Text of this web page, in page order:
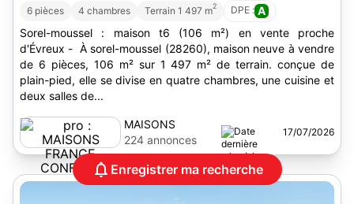
6 pièces 4 chambres Terrain 1 497 m2 DPE : A
Sorel-moussel : maison t6 (106 m²) en vente proche
d'Évreux - À sorel-moussel (28260), maison neuve à vendre
de 6 pièces, 106 m² sur 1 497 m² de terrain. conçue de
plain-pied, elle se divise en quatre chambres, une cuisine et
deux salles de...
MAISONS
FRANCE
CONFORT
224 annonces
17/07/2026
Enregistrer ma recherche